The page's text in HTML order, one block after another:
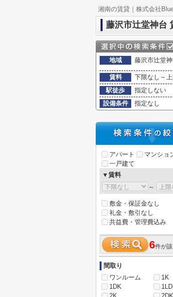
湘南の賃貸｜株式会社
藤沢市辻堂神台
地域 藤沢市辻堂
賃料 下限なし～
駅徒歩
指定しない
設備条件
指定なし
アパート
マンショ
一戸建て
▼賃料
～
敷金・保証金なし
礼金・敷引なし
共益費・管理費込み
6件が
間取り
ワンルーム
1K
1DK